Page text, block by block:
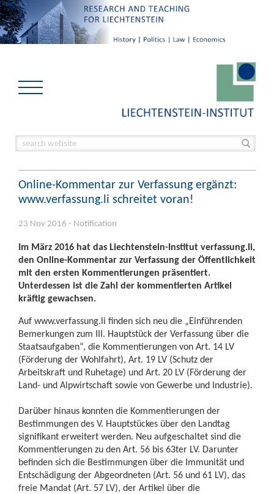
Online-Kommentar zur Verfassung ergänzt:
www.verfassung.li schreitet voran!
23 Nov 2016 - Notification
Im März 2016 hat das Liechtenstein-Institut verfassung.li,
den Online-Kommentar zur Verfassung der Öffentlichkeit
mit den ersten Kommentierungen präsentiert.
Unterdessen ist die Zahl der kommentierten Artikel
kräftig gewachsen.
Auf www.verfassung.li finden sich neu die „Einführenden
Bemerkungen zum III. Hauptstück der Verfassung über die
Staatsaufgaben“, die Kommentierungen von Art. 14 LV
(Förderung der Wohlfahrt), Art. 19 LV (Schutz der
Arbeitskraft und Ruhetage) und Art. 20 LV (Förderung der
Land- und Alpwirtschaft sowie von Gewerbe und Industrie).
Darüber hinaus konnten die Kommentierungen der
Bestimmungen des V. Hauptstückes über den Landtag
signifikant erweitert werden. Neu aufgeschaltet sind die
Kommentierungen zu den Art. 56 bis 63ter LV. Darunter
befinden sich die Bestimmungen über die Immunität und
Entschädigung der Abgeordneten (Art. 56 und 61 LV), das
freie Mandat (Art. 57 LV), der Artikel über die